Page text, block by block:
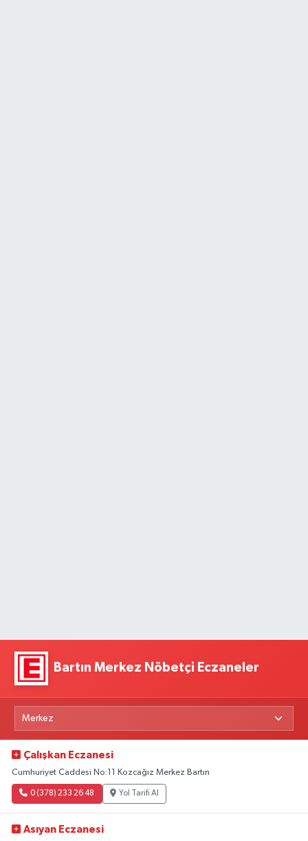
Bartın Merkez Nöbetçi Eczaneler
Çalışkan Eczanesi
Cumhuriyet Caddesi No:11 Kozcağız Merkez Bartın
0 (378) 233 26 48 Yol Tarifi Al
Asıyan Eczanesi